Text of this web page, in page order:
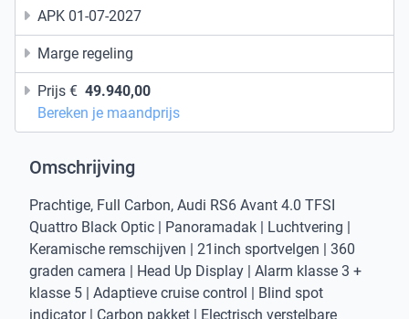
APK 01-07-2027
Marge regeling
Prijs € 49.940,00
Bereken je maandprijs
Omschrijving
Prachtige, Full Carbon, Audi RS6 Avant 4.0 TFSI
Quattro Black Optic | Panoramadak | Luchtvering |
Keramische remschijven | 21inch sportvelgen | 360
graden camera | Head Up Display | Alarm klasse 3 +
klasse 5 | Adaptieve cruise control | Blind spot
indicator | Carbon pakket | Electrisch verstelbare